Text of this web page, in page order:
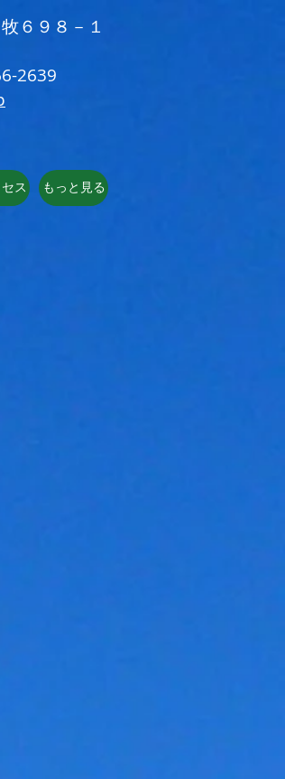
６９８－１
2639
ス もっと見る